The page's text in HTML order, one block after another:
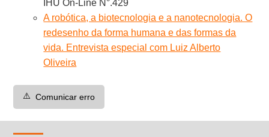
IHU On-Line N°.429
A robótica, a biotecnologia e a nanotecnologia. O
redesenho da forma humana e das formas da
vida. Entrevista especial com Luiz Alberto
Oliveira
⚠️ Comunicar erro